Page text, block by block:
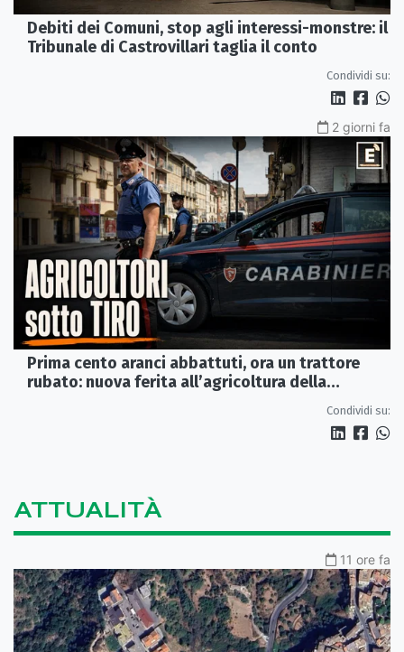
Debiti dei Comuni, stop agli interessi-monstre: il
Tribunale di Castrovillari taglia il conto
Condividi su:
2 giorni fa
Prima cento aranci abbattuti, ora un trattore
rubato: nuova ferita all’agricoltura della
Condividi su:
ATTUALITÀ
11 ore fa